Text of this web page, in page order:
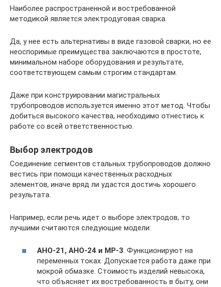
Наиболее распространенной и востребованной
методикой является электродуговая сварка.
Да, у нее есть альтернативы в виде газовой сварки, но ее
неоспоримые преимущества заключаются в простоте,
минимальном наборе оборудования и результате,
соответствующем самым строгим стандартам.
Даже при конструировании магистральных
трубопроводов используется именно этот метод. Чтобы
добиться высокого качества, необходимо отнестись к
работе со всей ответственностью.
Выбор электродов
Соединение сегментов стальных трубопроводов должно
вестись при помощи качественных расходных
элементов, иначе вряд ли удастся достичь хорошего
результата.
Например, если речь идет о выборе электродов, то
лучшими считаются следующие модели:
АНО-21, АНО-24 и МР-3. Функционируют на
переменных токах. Допускается работа даже при
мокрой обмазке. Стоимость изделий невысока,
что объясняет их востребованность в быту, они